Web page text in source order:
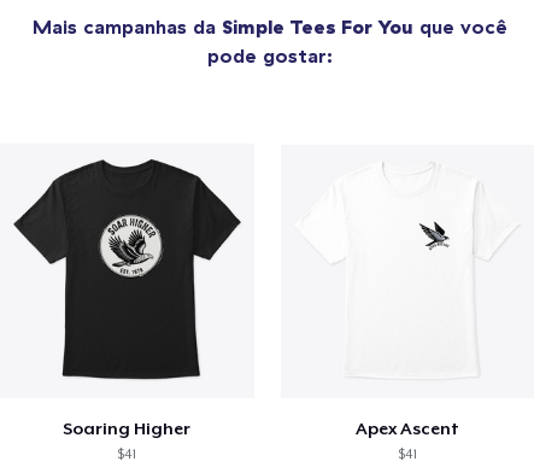
Mais campanhas da Simple Tees For You que você
pode gostar:
Soaring Higher
$41
Apex Ascent
$41